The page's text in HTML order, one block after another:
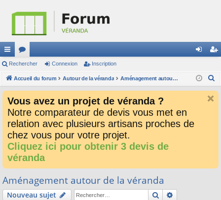
ac
co
ci
or
u
s
ne cri
Rechercher Connexion Inscription
Accueil du forum Autour de la véranda Aménagement autour de la véranda
Vous avez un projet de véranda ?
Notre comparateur de devis vous met en
relation avec plusieurs artisans proches de
chez vous pour votre projet.
Cliquez ici pour obtenir 3 devis de
véranda
Aménagement autour de la véranda
Nouveau sujet Rechercher